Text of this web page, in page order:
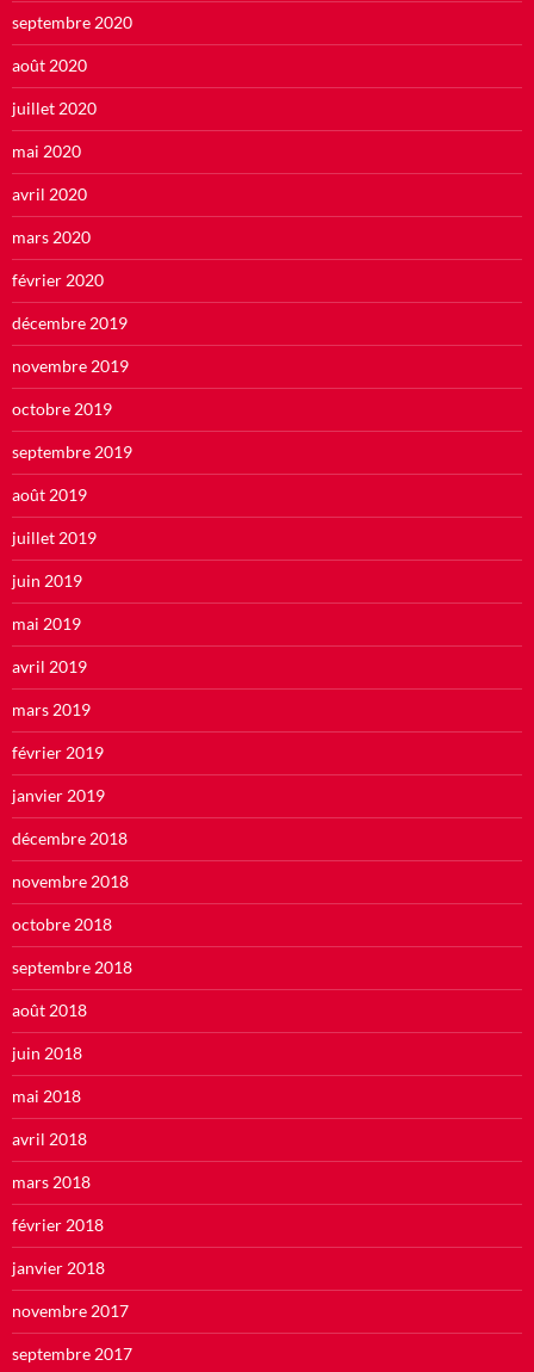
septembre 2020
août 2020
juillet 2020
mai 2020
avril 2020
mars 2020
février 2020
décembre 2019
novembre 2019
octobre 2019
septembre 2019
août 2019
juillet 2019
juin 2019
mai 2019
avril 2019
mars 2019
février 2019
janvier 2019
décembre 2018
novembre 2018
octobre 2018
septembre 2018
août 2018
juin 2018
mai 2018
avril 2018
mars 2018
février 2018
janvier 2018
novembre 2017
septembre 2017